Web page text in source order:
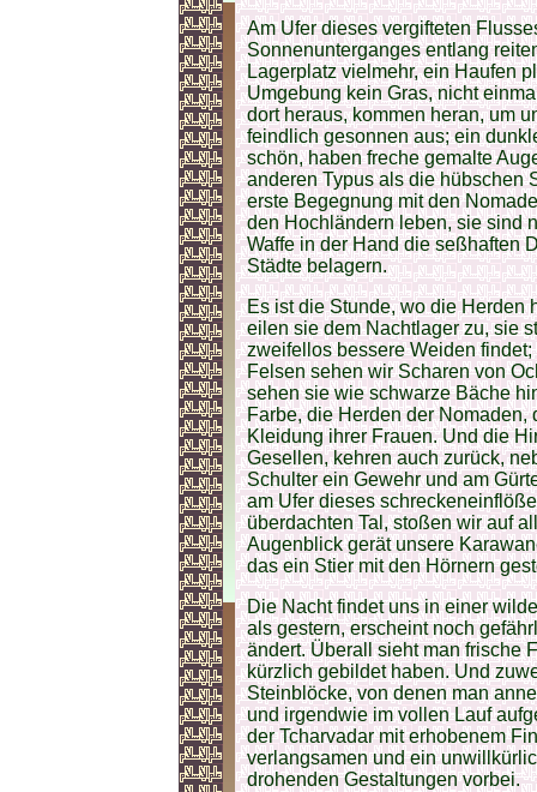
Am Ufer dieses vergifteten
Sonnenunterganges entlang
Lagerplatz vielmehr, ein Haufen
Umgebung kein Gras, nicht
dort heraus, kommen heran, um
feindlich gesonnen aus; ein
schön, haben freche gemalte
anderen Typus als die hübschen
erste Begegnung mit den
den Hochländern leben, sie sind
Waffe in der Hand die seßhaften
Städte belagern.
Es ist die Stunde, wo die Herden
eilen sie dem Nachtlager zu, sie
zweifellos bessere Weiden
Felsen sehen wir Scharen von
sehen sie wie schwarze Bäche
Farbe, die Herden der Nomaden,
Kleidung ihrer Frauen. Und die
Gesellen, kehren auch zurück,
Schulter ein Gewehr und am
am Ufer dieses
überdachten Tal, stoßen wir auf
Augenblick gerät unsere
das ein Stier mit den Hörnern
Die Nacht findet uns in einer
als gestern, erscheint noch
ändert. Überall sieht man frische
kürzlich gebildet haben. Und
Steinblöcke, von denen man
und irgendwie im vollen Lauf
der Tcharvadar mit erhobenem
verlangsamen und ein
drohenden Gestaltungen vorbei.